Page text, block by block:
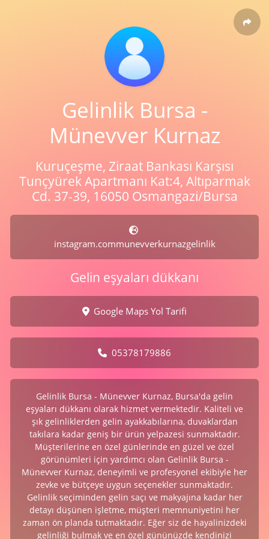
Gelinlik Bursa -
Münevver Kurnaz
Kuruçeşme, Ziraat Bankası Karşısı
Tunçyürek Apartmanı Kat:4, Altıparmak
Cd. 37-39, 16050 Osmangazi̇/Bursa
instagram.communevverkurnazgelinlik
Gelin eşyaları dükkanı
Google Maps Yol Tarifi
05378179886
Gelinlik Bursa - Münevver Kurnaz, Bursa'da gelin
eşyaları dükkanı olarak hizmet vermektedir. Kaliteli ve
şık gelinliklerden gelin ayakkabılarına, duvaklardan
takılara kadar geniş bir ürün yelpazesi sunmaktadır.
Müşterilerine en özel günlerinde en güzel ve özel
görünümleri için yardımcı olan Gelinlik Bursa -
Münevver Kurnaz, deneyimli ve profesyonel ekibiyle her
zevke ve bütçeye uygun seçenekler sunmaktadır.
Gelinlik seçiminden gelin saçı ve makyajına kadar her
detayı düşünen işletme, müşteri memnuniyetini her
zaman ön planda tutmaktadır. Eğer siz de hayalinizdeki
gelinliği bulmak ve en özel gününüzde kendinizi